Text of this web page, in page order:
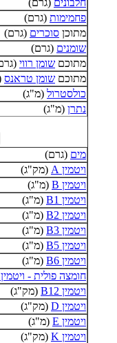
פחמימות (גרם)
מתוכן סוכרים (גרם)
שומנים (גרם)
מתוכם שומן רווי
מתוכם שומן טראנס
כולסטרול (מ"ג)
נתרן (מ"ג)
מים (גרם)
ויטמין A
(מק"ג)
ויטמין B
(מ"ג)
ויטמין B1
(מ"ג)
ויטמין B2
(מ"ג)
ויטמין B3
(מ"ג)
ויטמין B5
(מ"ג)
ויטמין B6
(מ"ג)
חומצה פולית - ויטמין B9
ויטמין B12
(מק"ג)
ויטמין D
(מק"ג)
ויטמין E
(מ"ג)
ויטמין K
(מק"ג)